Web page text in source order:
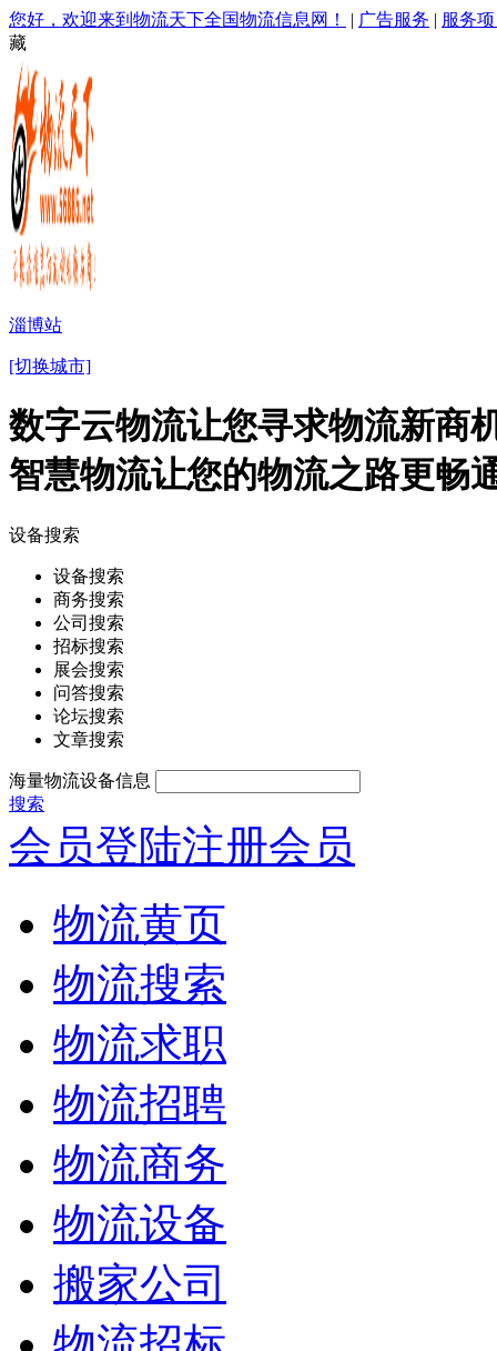
您好，欢迎来到物流天下全国物流信息网！ | 广告服务 | 服务
藏
淄博站
[切换城市]
数字云物流让您寻求物流新商
智慧物流让您的物流之路更畅
设备搜索
设备搜索
商务搜索
公司搜索
招标搜索
展会搜索
问答搜索
论坛搜索
文章搜索
海量物流设备信息
搜索
会员登陆注册会员
物流黄页
物流搜索
物流求职
物流招聘
物流商务
物流设备
搬家公司